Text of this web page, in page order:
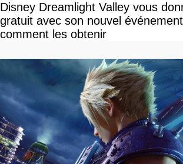
Disney Dreamlight Valley vous
gratuit avec son nouvel
comment les obtenir